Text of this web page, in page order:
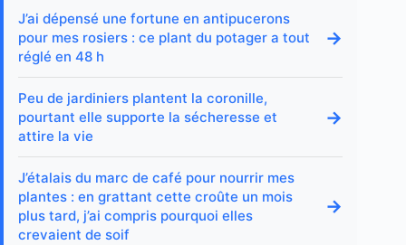
J’ai dépensé une fortune en antipucerons
pour mes rosiers : ce plant du potager a tout
réglé en 48 h
→
Peu de jardiniers plantent la coronille,
pourtant elle supporte la sécheresse et
attire la vie
→
J’étalais du marc de café pour nourrir mes
plantes : en grattant cette croûte un mois
plus tard, j’ai compris pourquoi elles
crevaient de soif
→